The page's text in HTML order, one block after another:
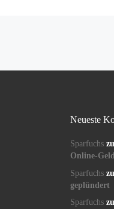
Neueste
Sparfuchs zu
Online-
Sparfuchs zu
geplündert
Sparfuchs zu